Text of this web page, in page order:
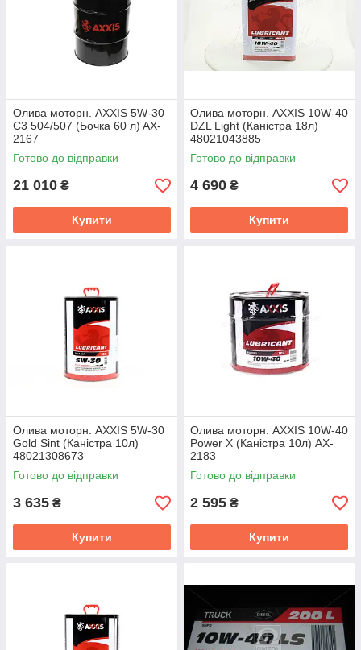
Олива моторн. AXXIS 5W-30
C3 504/507 (Бочка 60 л) AX-
2167
Готово до відправки
21 010 ₴
Купити
Олива моторн. AXXIS 10W-40
DZL Light (Каністра 18л)
48021043885
Готово до відправки
4 690 ₴
Купити
Олива моторн. AXXIS 5W-30
Gold Sint (Каністра 10л)
48021308673
Готово до відправки
3 635 ₴
Купити
Олива моторн. AXXIS 10W-40
Power Х (Каністра 10л) AX-
2183
Готово до відправки
2 595 ₴
Купити